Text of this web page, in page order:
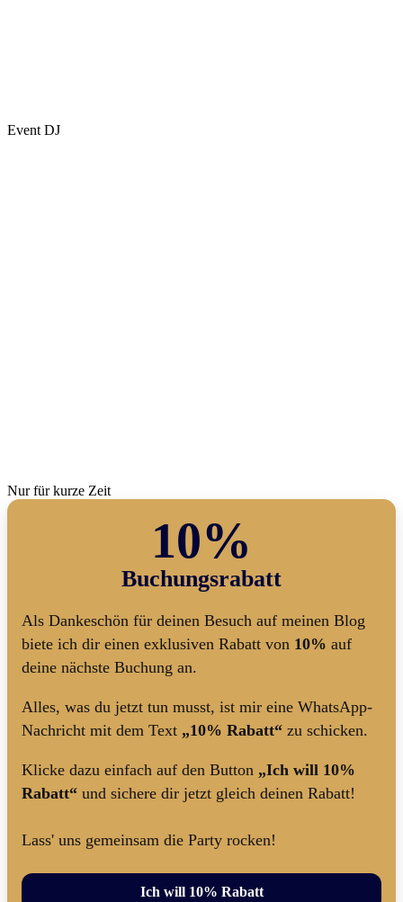
Event DJ
Nur für kurze Zeit
10%
Buchungsrabatt
Als Dankeschön für deinen Besuch auf meinen Blog
biete ich dir einen exklusiven Rabatt von 10% auf
deine nächste Buchung an.
Alles, was du jetzt tun musst, ist mir eine WhatsApp-
Nachricht mit dem Text „10% Rabatt“ zu schicken.
Klicke dazu einfach auf den Button „Ich will 10%
Rabatt“ und sichere dir jetzt gleich deinen Rabatt!
Lass' uns gemeinsam die Party rocken!
Ich will 10% Rabatt